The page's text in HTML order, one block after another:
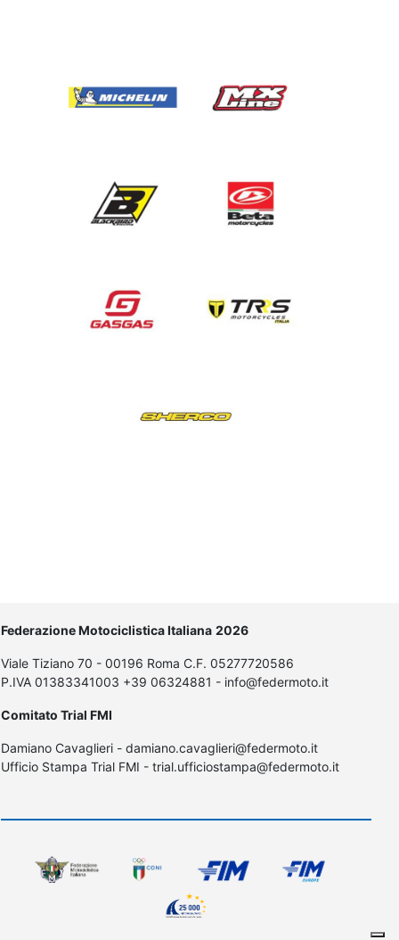
Federazione Motociclistica Italiana 2026
Viale Tiziano 70 - 00196 Roma C.F. 05277720586
P.IVA 01383341003 +39 06324881 - info@federmoto.it
Comitato Trial FMI
Damiano Cavaglieri - damiano.cavaglieri@federmoto.it
Ufficio Stampa Trial FMI - trial.ufficiostampa@federmoto.it